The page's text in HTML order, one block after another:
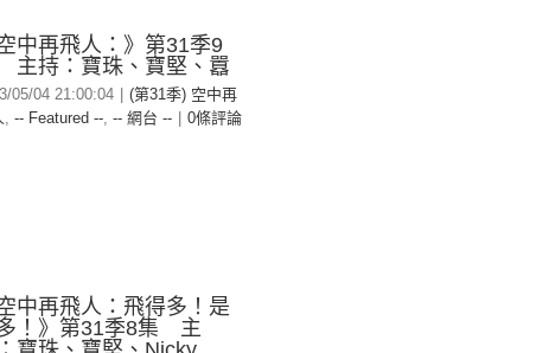
空中再飛人：》第31季9
持：寶珠、寶堅、囂
05/04 21:00:04
(第31季) 空中再
, -- Featured --, -- 網台 -- 0條評論
空中再飛人：飛得多！是
！》第31季8集 主